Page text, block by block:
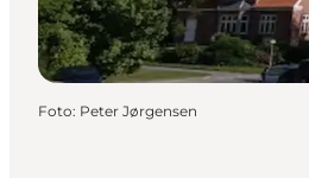
Foto: Peter Jørgensen